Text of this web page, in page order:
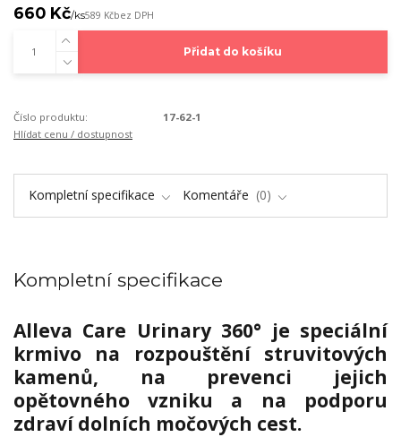
660 Kč/ks589 Kčbez DPH
Přidat do košíku
Číslo produktu:
17-62-1
Hlídat cenu / dostupnost
Kompletní specifikace Komentáře 0
Kompletní specifikace
Alleva Care Urinary 360° je speciální
krmivo na rozpouštění struvitových
kamenů, na prevenci jejich
opětovného vzniku a na podporu
zdraví dolních močových cest.